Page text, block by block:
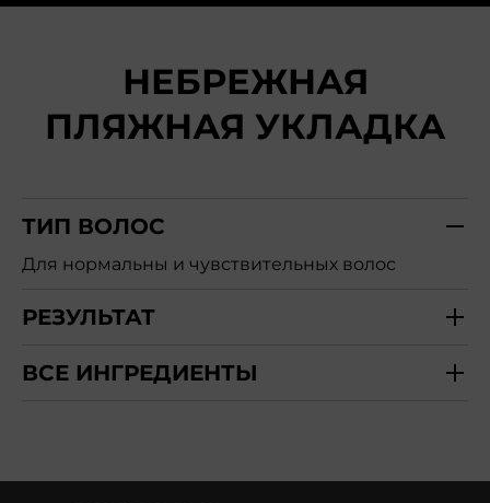
НЕБРЕЖНАЯ
ПЛЯЖНАЯ УКЛАДКА
ТИП ВОЛОС
Для нормальны и чувствительных волос
РЕЗУЛЬТАТ
ВСЕ ИНГРЕДИЕНТЫ